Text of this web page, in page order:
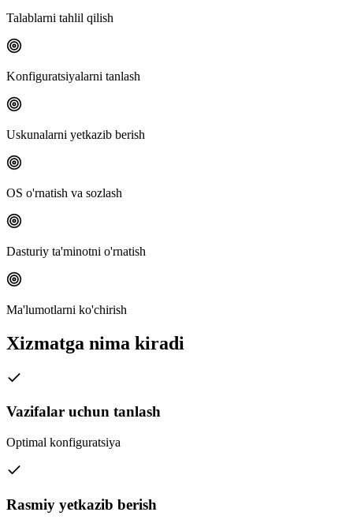
Talablarni tahlil qilish
Konfiguratsiyalarni tanlash
Uskunalarni yetkazib berish
OS o'rnatish va sozlash
Dasturiy ta'minotni o'rnatish
Ma'lumotlarni ko'chirish
Xizmatga nima kiradi
Vazifalar uchun tanlash
Optimal konfiguratsiya
Rasmiy yetkazib berish